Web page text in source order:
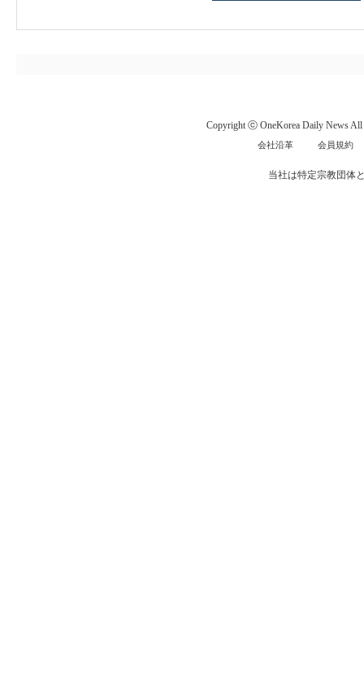
Copyright ⓒ OneKorea Daily News All
会社沿革 会員規約
当社は特定宗教団体